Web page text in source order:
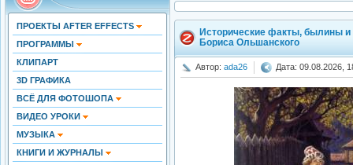
ПРОЕКТЫ AFTER EFFECTS
ПРОГРАММЫ
КЛИПАРТ
3D ГРАФИКА
ВСЁ ДЛЯ ФОТОШОПА
ВИДЕО УРОКИ
МУЗЫКА
КНИГИ И ЖУРНАЛЫ
Исторические факты, былины и
Бориса Ольшанского
Автор: ada26 Дата: 09.08.2026,